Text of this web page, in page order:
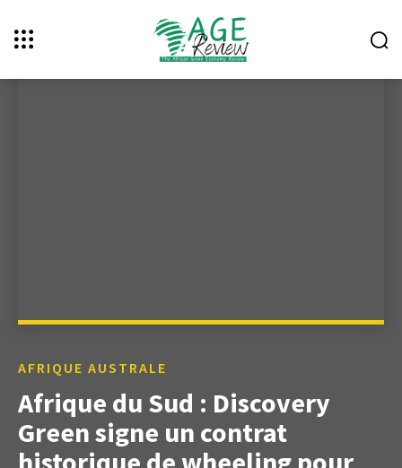
AFRIQUE AUSTRALE
Afrique du Sud : Discovery
Green signe un contrat